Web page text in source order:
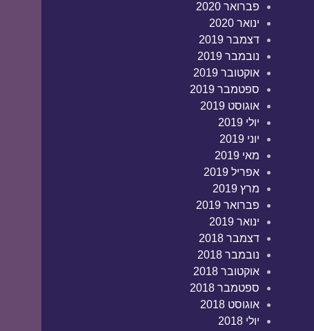
פברואר 2020
ינואר 2020
דצמבר 2019
נובמבר 2019
אוקטובר 2019
ספטמבר 2019
אוגוסט 2019
יולי 2019
יוני 2019
מאי 2019
אפריל 2019
מרץ 2019
פברואר 2019
ינואר 2019
דצמבר 2018
נובמבר 2018
אוקטובר 2018
ספטמבר 2018
אוגוסט 2018
יולי 2018